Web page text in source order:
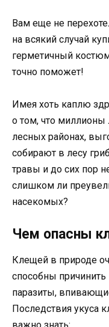
Вам еще не
на всякий случай
герметичный
точно поможет!
Имея хоть каплю
о том, что
лесных районах,
собирают в лесу
травы и до сих пор
слишком ли
насекомых?
Чем опасны
Клещей в природе
способны
паразиты,
Последствия укуса